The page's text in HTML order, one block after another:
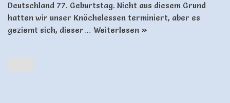
Deutschland 77. Geburtstag. Nicht aus diesem Grund
hatten wir unser Knöchelessen terminiert, aber es
geziemt sich, dieser… Weiterlesen »